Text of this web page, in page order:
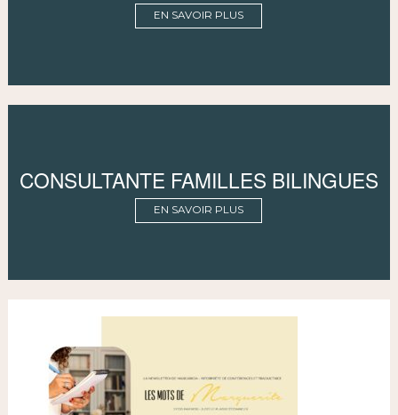
EN SAVOIR PLUS
CONSULTANTE FAMILLES BILINGUES
EN SAVOIR PLUS